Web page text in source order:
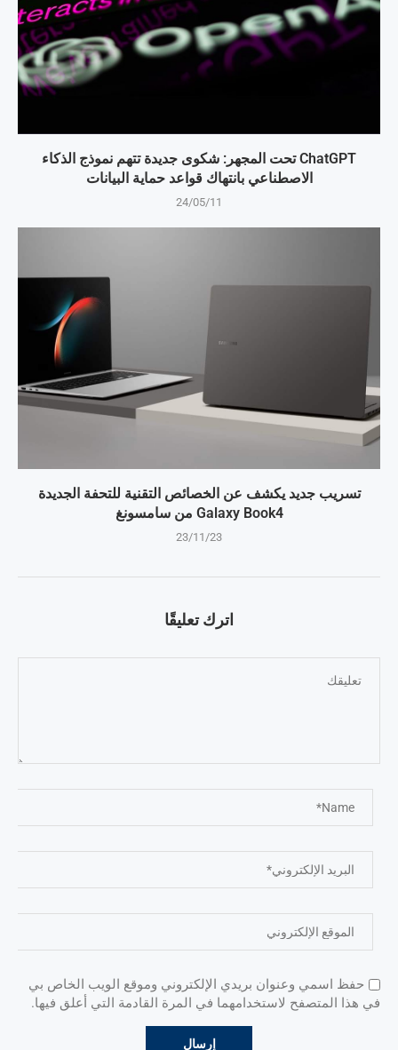
ChatGPT تحت المجهر: شكوى جديدة تتهم نموذج الذكاء
الاصطناعي بانتهاك قواعد حماية البيانات
24/05/11
تسريب جديد يكشف عن الخصائص التقنية للتحفة الجديدة
Galaxy Book4 من سامسونغ
23/11/23
اترك تعليقًا
حفظ اسمي وعنوان بريدي الإلكتروني وموقع الويب الخاص بي
في هذا المتصفح لاستخدامهما في المرة القادمة التي أعلق فيها.